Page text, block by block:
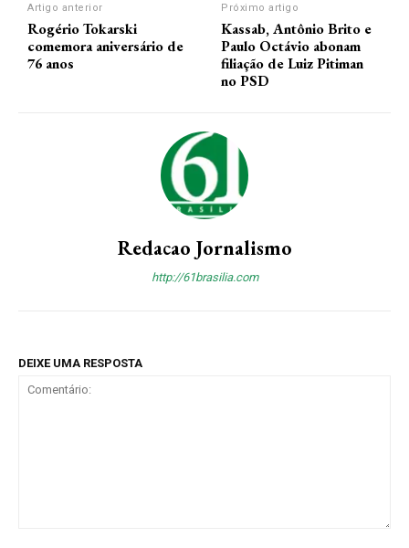
Artigo anterior
Rogério Tokarski
comemora aniversário de
76 anos
Próximo artigo
Kassab, Antônio Brito e
Paulo Octávio abonam
filiação de Luiz Pitiman
no PSD
Redacao Jornalismo
http://61brasilia.com
DEIXE UMA RESPOSTA